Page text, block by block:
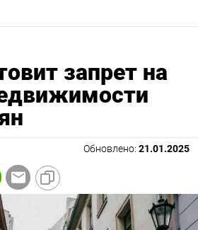
запрет на
Обновлено: 21.01.2025